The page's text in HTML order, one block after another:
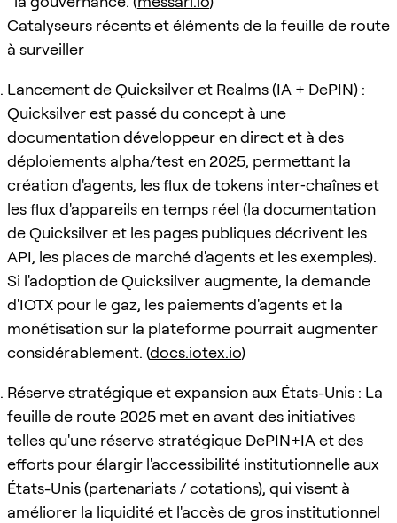
Catalyseurs récents et éléments de la feuille de route
à surveiller
Lancement de Quicksilver et Realms (IA + DePIN) :
Quicksilver est passé du concept à une
documentation développeur en direct et à des
déploiements alpha/test en 2025, permettant la
création d'agents, les flux de tokens inter‑chaînes et
les flux d'appareils en temps réel (la documentation
de Quicksilver et les pages publiques décrivent les
API, les places de marché d'agents et les exemples).
Si l'adoption de Quicksilver augmente, la demande
d'IOTX pour le gaz, les paiements d'agents et la
monétisation sur la plateforme pourrait augmenter
considérablement. (docs.iotex.io)
Réserve stratégique et expansion aux États-Unis : La
feuille de route 2025 met en avant des initiatives
telles qu'une réserve stratégique DePIN+IA et des
efforts pour élargir l'accessibilité institutionnelle aux
États-Unis (partenariats / cotations), qui visent à
améliorer la liquidité et l'accès de gros institutionnel